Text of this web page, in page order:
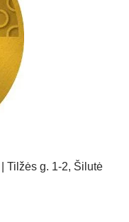
Tilžės g. 1-2, Šilutė